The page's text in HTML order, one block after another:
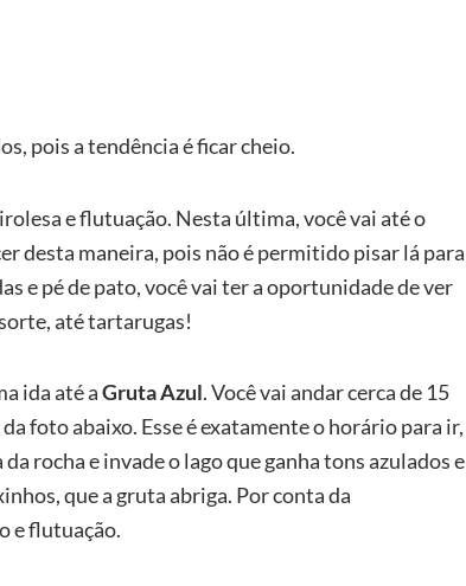
pois a tendência é ficar cheio.
e flutuação. Nesta última, você vai até o
desta maneira, pois não é permitido pisar lá para
e pé de pato, você vai ter a oportunidade de ver
até tartarugas!
ida até aGruta Azul. Você vai andar cerca de 15
foto abaixo. Esse é exatamente o horário para ir,
rocha e invade o lago que ganha tons azulados e
que a gruta abriga. Por conta da
e flutuação.